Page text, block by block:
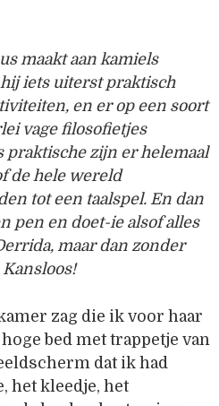
maakt aan kamiels
iets uiterst praktisch
en er op een soort
vage filosofietjes
praktische zijn er helemaal
de hele wereld
tot een taalspel. En dan
pen en doet-ie alsof alles
maar dan zonder
zag die ik voor haar
bed met trappetje van
dat ik had
het kleedje, het